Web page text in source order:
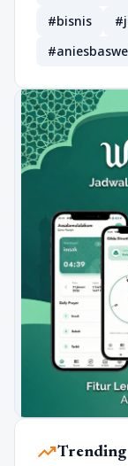
#bisnis
trending_upTrending